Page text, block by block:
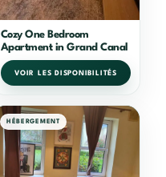
Cozy One Bedroom
Apartment in Grand Canal
VOIR LES DISPONIBILITÉS
HÉBERGEMENT